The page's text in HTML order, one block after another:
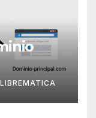
LIBREMATICA